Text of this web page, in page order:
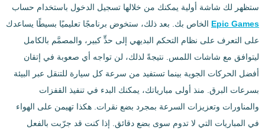
ستظهر لك شاشة أولية يمكنك من خلالها تسجيل الدخول باستخدام حساب
Epic Games الخاص بك. بعد ذلك، ستخوض برنامجًا تعليميًا بسيطًا يساعدك
على التعرف على نظام التحكم البديهي إلى حدٍّ كبير، والمصمَّم بالكامل
ليتوافق مع شاشات اللمس. نتيجةً لذلك، لن تواجه أي صعوبة في إتقان
أفضل الحركات الجوية بينما تستفيد من سرعة كل سيارة للتنقل عبر البيئة
بسرعات البرق. منذ أولى مبارياتك، يمكنك البدء في تنفيذ القفزات
والمناورات وتعزيزات السرعة بمجرد بضع نقرات. هكذا تهيمن على الهواء
في المباريات التي لا تدوم سوى بضع دقائق. إذا كنت قد جرّبت بالفعل